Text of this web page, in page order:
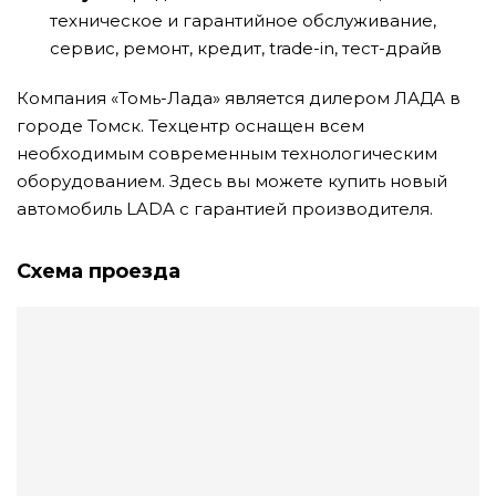
техническое и гарантийное обслуживание,
сервис, ремонт, кредит, trade-in, тест-драйв
Компания «Томь-Лада» является дилером ЛАДА в
городе Томск. Техцентр оснащен всем
необходимым современным технологическим
оборудованием. Здесь вы можете купить новый
автомобиль LADA с гарантией производителя.
Схема проезда